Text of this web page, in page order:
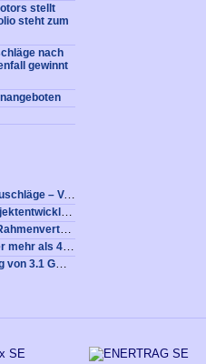
stellt
steht zum
nach
gewinnt
Eurowind Energy auf Erfolgskurs: 70 MW Zuschläge – Verstärkung des Teams geplant
Rund 900 MW im ersten Halbjahr 2026: Projektentwickler entscheiden sich für die UKA-Gruppe
NOTUS energy und Light:Guard schließen Rahmenvertrag über Bedarfsgesteuerte Nachtkennzeichnung für Neuanlagen
Die Nordex Group erhält neue Aufträge über mehr als 480 MW aus den USA
Nordex Group erzielt einen Auftragseingang von 3.1 GW im zweiten Quartal 2026